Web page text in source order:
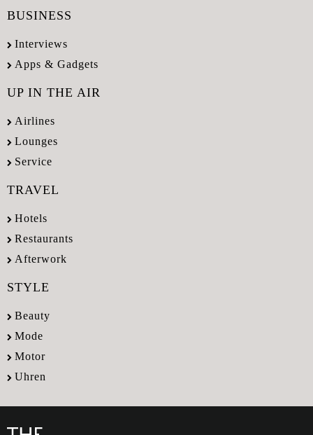
BUSINESS
Interviews
Apps & Gadgets
UP IN THE AIR
Airlines
Lounges
Service
TRAVEL
Hotels
Restaurants
Afterwork
STYLE
Beauty
Mode
Motor
Uhren